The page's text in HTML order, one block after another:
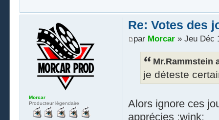
Re: Votes des
par Morcar» Jeu Déc
Mr.Rammstein
je déteste
Alors ignore ces
apprécies :wink:
Morcar
Producteur légendaire